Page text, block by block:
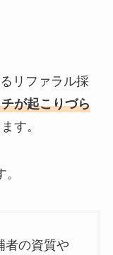
リファラル採
が起こりづら
す。
者の資質や